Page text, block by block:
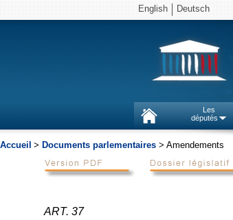
English Deutsch
Les
députés
Accueil > Documents parlementaires > Amendements
ART. 37